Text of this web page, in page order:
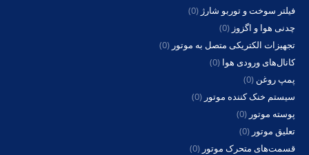
فیلتر سوخت و توربو شارژ (0)
چدنی هوا و اگزوز (0)
تجهیزات الکتریکی متصل به موتور (0)
کانال‌های ورودی هوا (0)
پمپ روغن (0)
سیستم خنک کننده موتور (0)
پوسته موتور (0)
تعلیق موتور (0)
قسمت‌های متحرک موتور (0)